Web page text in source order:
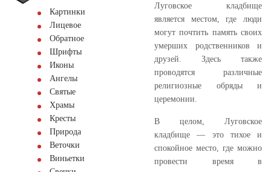
Картинки
Лицевое
Обратное
Шрифты
Иконы
Ангелы
Святые
Храмы
Кресты
Природа
Веточки
Виньетки
Луговское кладбище
является местом, где люди
могут почтить память своих
умерших родственников и
друзей. Здесь также
проводятся различные
религиозные обряды и
церемонии.
В целом, Луговское
кладбище — это тихое и
спокойное место, где можно
провести время в